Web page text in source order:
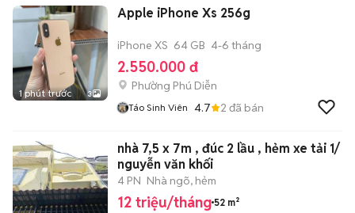
1 phút trước 3
Apple iPhone Xs 256g
iPhone XS 64 GB 4-6 tháng
2.550.000 đ
Phường Phú Diễn
Táo Sinh Viên 4.7 2 đã bán
nhà 7,5 x 7m , đúc 2 lầu , hẻm xe tải 1/
nguyễn văn khối
4 PN Nhà ngõ, hẻm
12 triệu/tháng 52 m²